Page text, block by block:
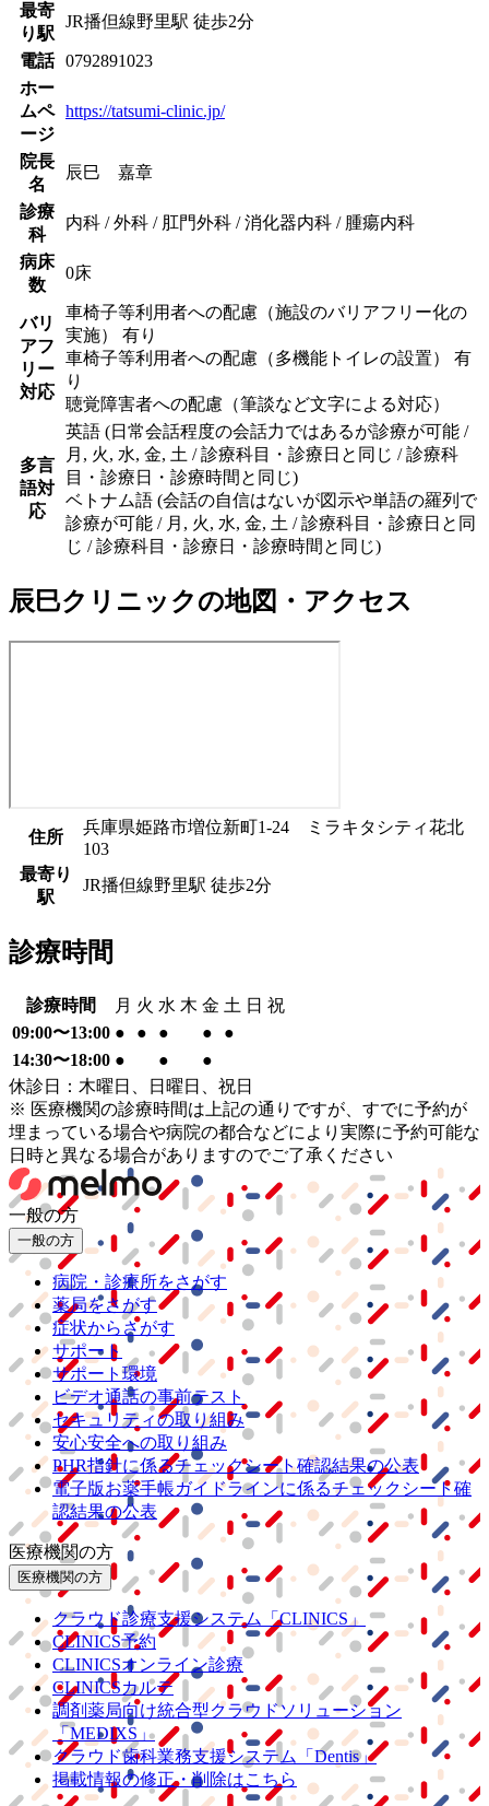
最寄
り駅
JR播但線野里駅 徒歩2分
電話
0792891023
ホー
ムペ
ージ
https://tatsumi-clinic.jp/
院長
名
辰巳 嘉章
診療
科
内科 / 外科 / 肛門外科 / 消化器内科 / 腫瘍内科
病床
数
0床
バリ
アフ
リー
対応
車椅子等利用者への配慮（施設のバリアフリー化の
実施） 有り
車椅子等利用者への配慮（多機能トイレの設置） 有
り
聴覚障害者への配慮（筆談など文字による対応）
多言
語対
応
英語 (日常会話程度の会話力ではあるが診療が可能 /
月, 火, 水, 金, 土 / 診療科目・診療日と同じ / 診療科
目・診療日・診療時間と同じ)
ベトナム語 (会話の自信はないが図示や単語の羅列で
診療が可能 / 月, 火, 水, 金, 土 / 診療科目・診療日と同
じ / 診療科目・診療日・診療時間と同じ)
辰巳クリニックの地図・アクセス
住所
兵庫県姫路市増位新町1-24 ミラキタシティ花北
103
最寄り
駅
JR播但線野里駅 徒歩2分
診療時間
診療時間 月 火 水 木 金 土 日 祝
09:00〜13:00 ● ● ● ●
●
14:30〜18:00 ● ●
●
休診日：木曜日、日曜日、祝日
※ 医療機関の診療時間は上記の通りですが、すでに予約が
埋まっている場合や病院の都合などにより実際に予約可能な
日時と異なる場合がありますのでご了承ください
一般の方
一般の方
病院・診療所をさがす
薬局をさがす
症状からさがす
サポート
サポート環境
ビデオ通話の事前テスト
セキュリティの取り組み
安心安全への取り組み
PHR指針に係るチェックシート確認結果の公表
電子版お薬手帳ガイドラインに係るチェックシート確
認結果の公表
医療機関の方
医療機関の方
クラウド診療支援システム
「CLINICS」
CLINICS予約
CLINICSオンライン診療
CLINICSカルテ
調剤薬局向け統合型クラウドソリューション
「MEDIXS」
クラウド歯科業務支援システム
「Dentis」
掲載情報の修正・削除はこちら